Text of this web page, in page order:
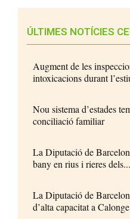
ÚLTIMES NOTÍCIES
Augment de les
intoxicacions durant
Nou sistema d’estades
conciliació familiar
La Diputació de
bany en rius i rieres dels...
La Diputació de
d’alta capacitat a